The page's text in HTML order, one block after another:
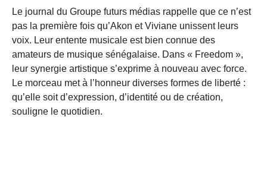
Le journal du Groupe futurs médias rappelle que ce n’est
pas la première fois qu’Akon et Viviane unissent leurs
voix. Leur entente musicale est bien connue des
amateurs de musique sénégalaise. Dans « Freedom »,
leur synergie artistique s’exprime à nouveau avec force.
Le morceau met à l’honneur diverses formes de liberté :
qu’elle soit d’expression, d’identité ou de création,
souligne le quotidien.